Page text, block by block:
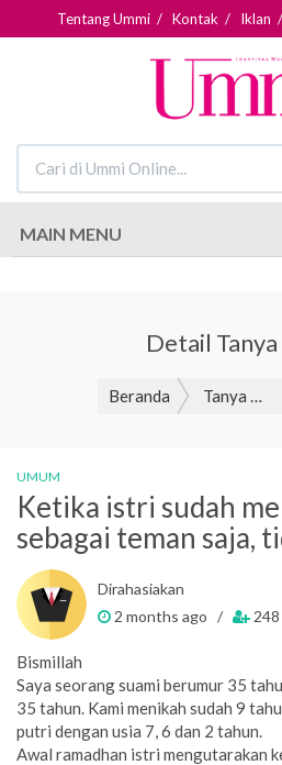
Tentang Ummi / Kontak / Iklan
MAIN MENU
Detail
Beranda Tanya Ummi
UMUM
Ketika istri sudah
sebagai teman saja,
Dirahasiakan
2 months ago /
Bismillah
Saya seorang suami berumur 35
35 tahun. Kami menikah sudah 9
putri dengan usia 7, 6 dan 2 tahun.
Awal ramadhan istri mengutarakan